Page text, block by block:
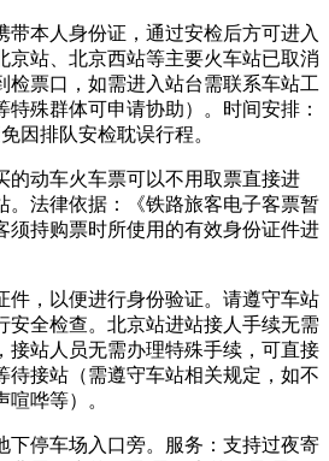
带本人身份证，通过安检后方可进入
京站、北京西站等主要火车站已取消
检票口，如需进入站台需联系车站工
殊群体可申请协助）。时间安排：
因排队安检耽误行程。
的动车火车票可以不用取票直接进
。法律依据：《铁路旅客电子客票暂
须持购票时所使用的有效身份证件进
件，以便进行身份验证。请遵守车站
安全检查。北京站进站接人手续无需
接站人员无需办理特殊手续，可直接
待接站（需遵守车站相关规定，如不
哗等）。
下停车场入口旁。服务：支持过夜寄